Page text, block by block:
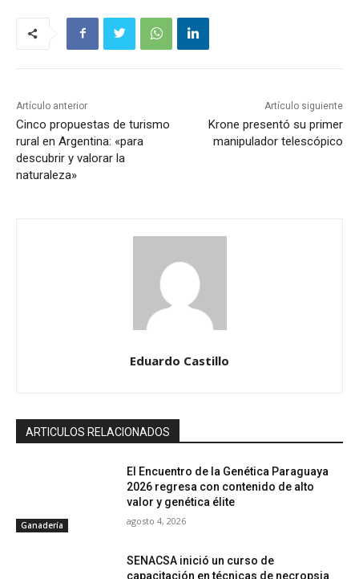
Artículo anterior
Cinco propuestas de turismo
rural en Argentina: «para
descubrir y valorar la
naturaleza»
Artículo siguiente
Krone presentó su primer
manipulador telescópico
Eduardo Castillo
ARTICULOS RELACIONADOS
Ganadería
El Encuentro de la Genética Paraguaya
2026 regresa con contenido de alto
valor y genética élite
agosto 4, 2026
SENACSA inició un curso de
capacitación en técnicas de necropsia